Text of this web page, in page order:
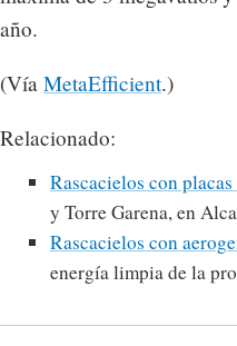
año.
(Vía MetaEfficient.)
Relacionado:
Rascacielos con placas
y Torre Garena, en
Rascacielos con
energía limpia de la